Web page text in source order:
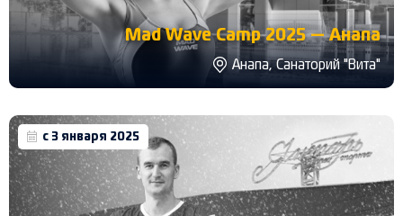
Mad Wave Camp 2025 — Анапа
Анапа, Санаторий "Вита"
с 3 января 2025